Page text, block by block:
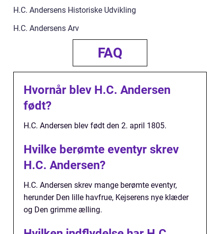
H.C. Andersens Historiske Udvikling
H.C. Andersens Arv
FAQ
Hvornår blev H.C. Andersen
født?
H.C. Andersen blev født den 2. april 1805.
Hvilke berømte eventyr skrev
H.C. Andersen?
H.C. Andersen skrev mange berømte eventyr,
herunder Den lille havfrue, Kejserens nye klæder
og Den grimme ælling.